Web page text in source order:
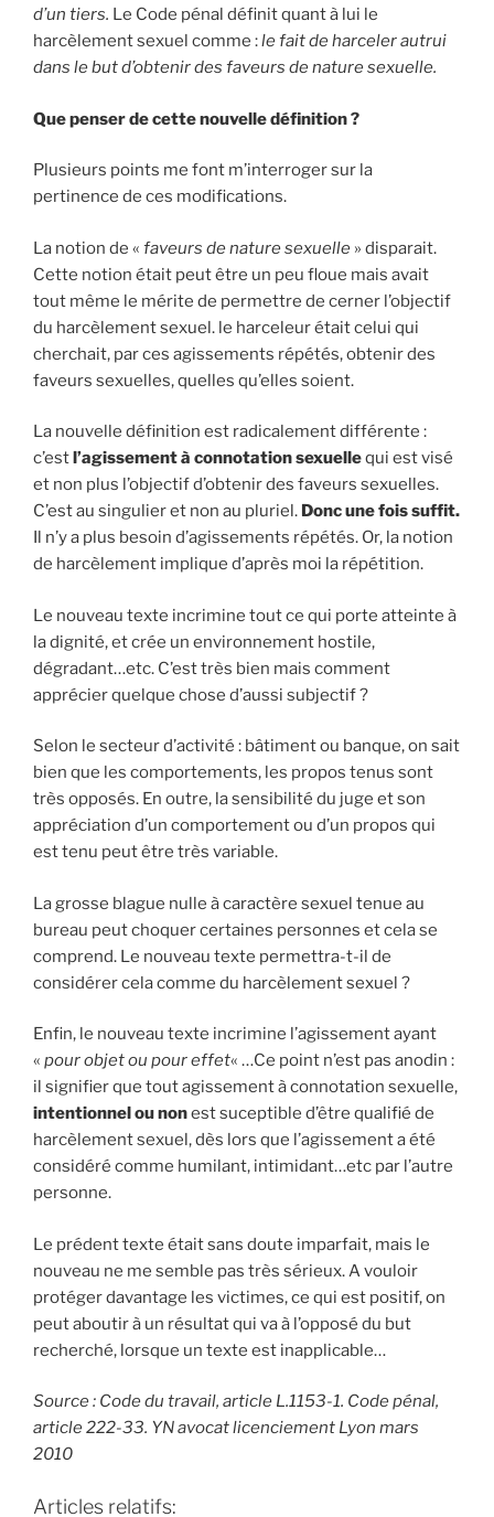
d’un tiers. Le Code pénal définit quant à lui le
harcèlement sexuel comme :le fait de harceler autrui
dans le but d’obtenir des faveurs de nature sexuelle.
Que penser de cette nouvelle définition ?
Plusieurs points me font m’interroger sur la
pertinence de ces modifications.
La notion de « faveurs de nature sexuelle » disparait.
Cette notion était peut être un peu floue mais avait
tout même le mérite de permettre de cerner l’objectif
du harcèlement sexuel. le harceleur était celui qui
cherchait, par ces agissements répétés, obtenir des
faveurs sexuelles, quelles qu’elles soient.
La nouvelle définition est radicalement différente :
c’estl’agissement à connotation sexuellequi est visé
et non plus l’objectif d’obtenir des faveurs sexuelles.
C’est au singulier et non au pluriel. Donc une fois suffit.
Il n’y a plus besoin d’agissements répétés. Or, la notion
de harcèlement implique d’après moi la répétition.
Le nouveau texte incrimine tout ce qui porte atteinte à
la dignité, et crée un environnement hostile,
dégradant…etc. C’est très bien mais comment
apprécier quelque chose d’aussi subjectif ?
Selon le secteur d’activité : bâtiment ou banque, on sait
bien que les comportements, les propos tenus sont
très opposés. En outre, la sensibilité du juge et son
appréciation d’un comportement ou d’un propos qui
est tenu peut être très variable.
La grosse blague nulle à caractère sexuel tenue au
bureau peut choquer certaines personnes et cela se
comprend. Le nouveau texte permettra-t-il de
considérer cela comme du harcèlement sexuel ?
Enfin, le nouveau texte incrimine l’agissement ayant
« pour objet ou pour effet« …Ce point n’est pas anodin :
il signifier que tout agissement à connotation sexuelle,
intentionnel ou nonest suceptible d’être qualifié de
harcèlement sexuel, dès lors que l’agissement a été
considéré comme humilant, intimidant…etc par l’autre
personne.
Le prédent texte était sans doute imparfait, mais le
nouveau ne me semble pas très sérieux. A vouloir
protéger davantage les victimes, ce qui est positif, on
peut aboutir à un résultat qui va à l’opposé du but
recherché, lorsque un texte est inapplicable…
Source : Code du travail, article L.1153-1. Code pénal,
article 222-33. YN avocat licenciement Lyon mars
2010
Articles relatifs: